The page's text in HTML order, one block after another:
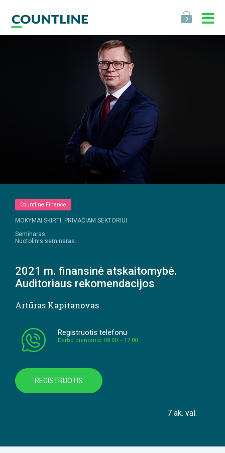
0
Countline Finance
MOKYMAI SKIRTI: PRIVAČIAM SEKTORIUI
Seminaras.
Nuotolinis seminaras.
2021 m. finansinė atskaitomybė.
Auditoriaus rekomendacijos
Artūras Kapitanovas
Registruotis telefonu
Darbo dienomis: 08:00 – 17:00
REGISTRUOTIS
7 ak. val.